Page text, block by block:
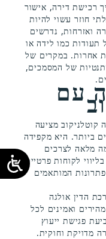
רכישת דירה, אישור
חוזר עשוי להיות
ואזרחות, נדרשים
תעודות כמו לידה או
אחרות. במקרים של
של המסמכים,
עם
קוטלניקוב מציעה
ביותר. היא מקפידה
מלאה לצרכים
לקוחות פרטיים
המותאמים
הדין אולגה
ואמינים לכל
פגישת ייעוץ
מדויקת וחוקית.